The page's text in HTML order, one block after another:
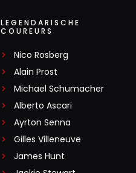
LEGENDARISCHE
COUREURS
Nico Rosberg
Alain Prost
Michael Schumacher
Alberto Ascari
Ayrton Senna
Gilles Villeneuve
James Hunt